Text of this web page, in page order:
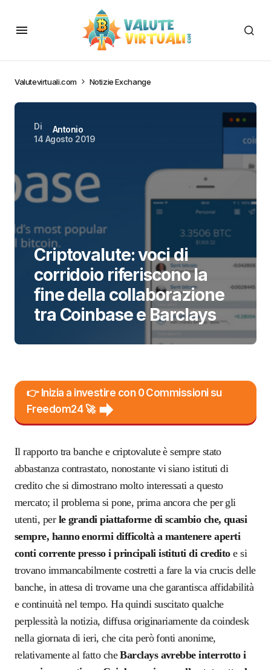
Valutevirtuali.com Notizie Exchange
Di
Antonio
14 Agosto 2019
Criptovalute: voci di
corridoio riferiscono la
fine della collaborazione
tra Coinbase e Barclays
👉 Inizia a investire con 0 Commissioni su
Freedom24 🚀
Il rapporto tra banche e criptovalute è sempre stato
abbastanza contrastato, nonostante vi siano istituti di
credito che si dimostrano molto interessati a questo
mercato; il problema si pone, prima ancora che per gli
utenti, per le grandi piattaforme di scambio che, quasi
sempre, hanno enormi difficoltà a mantenere aperti
conti corrente presso i principali istituti di creditoe si
trovano immancabilmente costretti a fare la via crucis delle
banche, in attesa di trovarne una che garantisca affidabilità
e continuità nel tempo. Ha quindi suscitato qualche
perplessità la notizia, diffusa originariamente da coindesk
nella giornata di ieri, che cita però fonti anonime,
relativamente al fatto cheBarclays avrebbe interrotto i